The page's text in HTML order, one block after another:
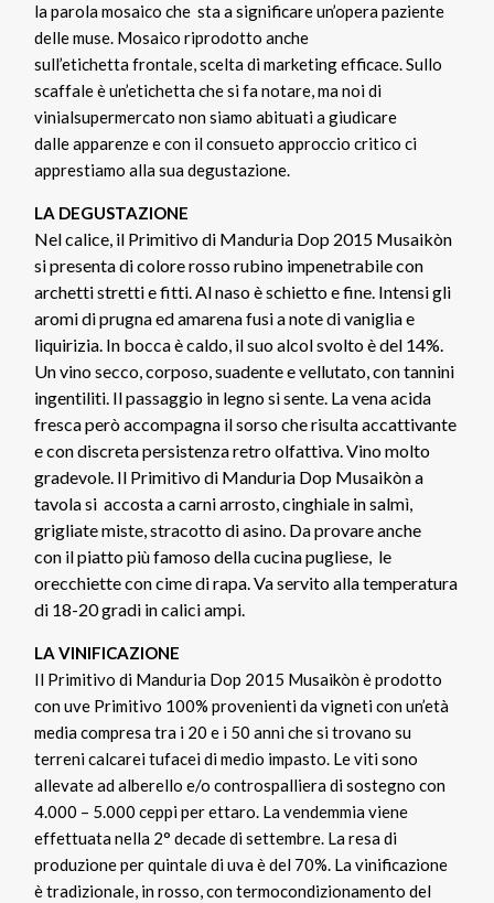
la parola mosaico che sta a significare un’opera paziente
delle muse. Mosaico riprodotto anche
sull’etichetta frontale, scelta di marketing efficace. Sullo
scaffale è un’etichetta che si fa notare, ma noi di
vinialsupermercato non siamo abituati a giudicare
dalle apparenze e con il consueto approccio critico ci
apprestiamo alla sua degustazione.
LA DEGUSTAZIONE
Nel calice, il Primitivo di Manduria Dop 2015 Musaikòn
si presenta di colore rosso rubino impenetrabile con
archetti stretti e fitti. Al naso è schietto e fine. Intensi gli
aromi di prugna ed amarena fusi a note di vaniglia e
liquirizia. In bocca è caldo, il suo alcol svolto è del 14%.
Un vino secco, corposo, suadente e vellutato, con tannini
ingentiliti. Il passaggio in legno si sente. La vena acida
fresca però accompagna il sorso che risulta accattivante
e con discreta persistenza retro olfattiva. Vino molto
gradevole. Il Primitivo di Manduria Dop Musaikòn a
tavola si accosta a carni arrosto, cinghiale in salmì,
grigliate miste, stracotto di asino. Da provare anche
con il piatto più famoso della cucina pugliese, le
orecchiette con cime di rapa. Va servito alla temperatura
di 18-20 gradi in calici ampi.
LA VINIFICAZIONE
Il Primitivo di Manduria Dop 2015 Musaikòn è prodotto
con uve Primitivo 100% provenienti da vigneti con un’età
media compresa tra i 20 e i 50 anni che si trovano su
terreni calcarei tufacei di medio impasto. Le viti sono
allevate ad alberello e/o controspalliera di sostegno con
4.000 – 5.000 ceppi per ettaro. La vendemmia viene
effettuata nella 2° decade di settembre. La resa di
produzione per quintale di uva è del 70%. La vinificazione
è tradizionale, in rosso, con termocondizionamento del